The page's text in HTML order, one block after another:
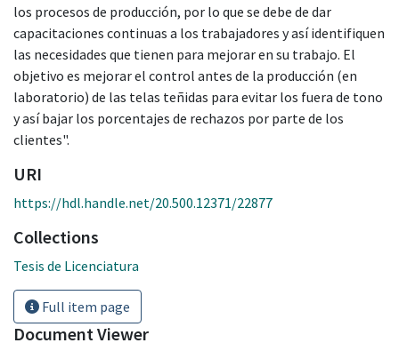
los procesos de producción, por lo que se debe de dar
capacitaciones continuas a los trabajadores y así identifiquen
las necesidades que tienen para mejorar en su trabajo. El
objetivo es mejorar el control antes de la producción (en
laboratorio) de las telas teñidas para evitar los fuera de tono
y así bajar los porcentajes de rechazos por parte de los
clientes".
URI
https://hdl.handle.net/20.500.12371/22877
Collections
Tesis de Licenciatura
Full item page
Document Viewer